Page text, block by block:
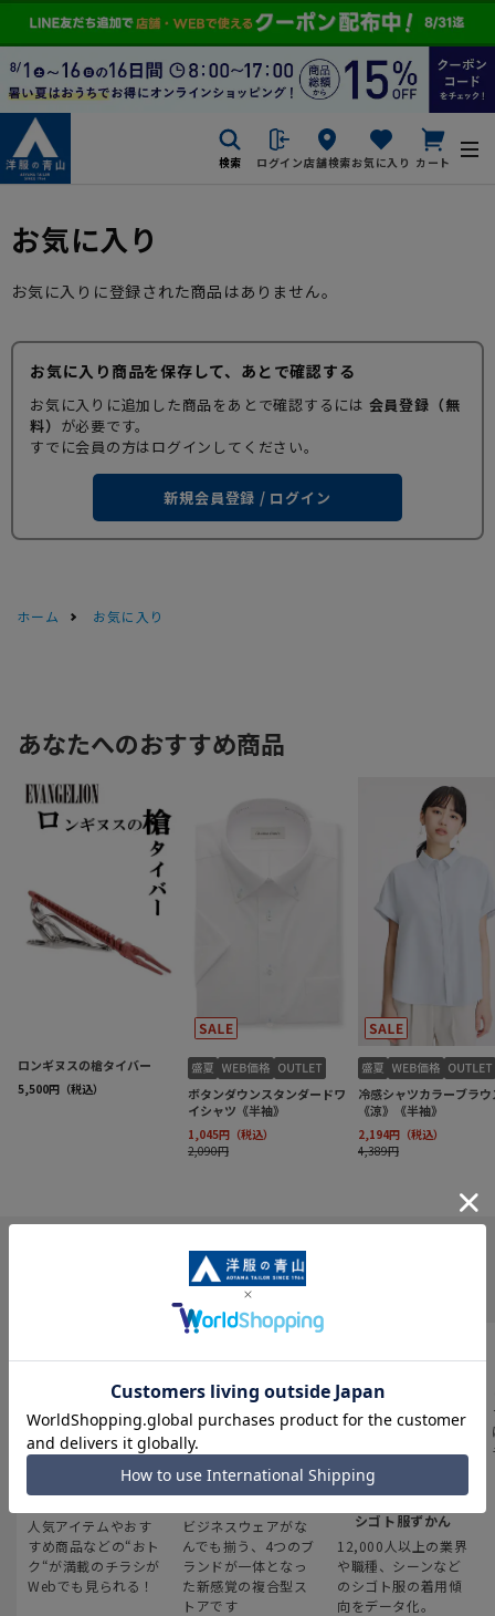
検索 ログイン店舗検索お気に入り カート
お気に入り
お気に入りに登録された商品はありません。
お気に入り商品を保存して、あとで確認する
お気に入りに追加した商品をあとで確認するには 会員登録（無
料） が必要です。
すでに会員の方はログインしてください。
新規会員登録 / ログイン
ホーム お気に入り
INFORMATION
最新のお買い得情報
人気アイテムやおす
すめ商品などの“おト
ク“が満載のチラシが
Webでも見られる！
スーツスクエア
ビジネスウェアがな
んでも揃う、4つのブ
ランドが一体となっ
た新感覚の複合型ス
トアです
みんなの
シゴト服ずかん
12,000人以上の業界
や職種、シーンなど
のシゴト服の着用傾
向をデータ化。